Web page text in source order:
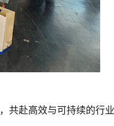
，共赴高效与可持续的行业